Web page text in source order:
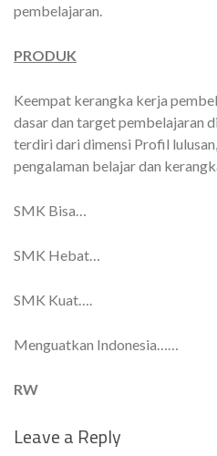
pembelajaran.
PRODUK
Keempat kerangka kerja
dasar dan target pembelajaran
terdiri dari dimensi Profil
pengalaman belajar dan
SMK Bisa…
SMK Hebat…
SMK Kuat….
Menguatkan Indonesia……
RW
Leave a Reply